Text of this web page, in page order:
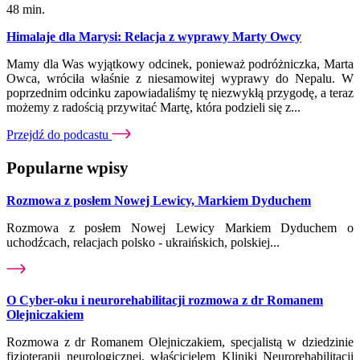
48 min.
Himalaje dla Marysi: Relacja z wyprawy Marty Owcy
Mamy dla Was wyjątkowy odcinek, ponieważ podróżniczka, Marta
Owca, wróciła właśnie z niesamowitej wyprawy do Nepalu. W
poprzednim odcinku zapowiadaliśmy tę niezwykłą przygodę, a teraz
możemy z radością przywitać Martę, która podzieli się z...
Przejdź do podcastu
Popularne wpisy
Rozmowa z posłem Nowej Lewicy, Markiem Dyduchem
Rozmowa z posłem Nowej Lewicy Markiem Dyduchem o
uchodźcach, relacjach polsko - ukraińskich, polskiej...
O Cyber-oku i neurorehabilitacji rozmowa z dr Romanem
Olejniczakiem
Rozmowa z dr Romanem Olejniczakiem, specjalistą w dziedzinie
fizjoterapii neurologicznej, właścicielem Kliniki Neurorehabilitacji